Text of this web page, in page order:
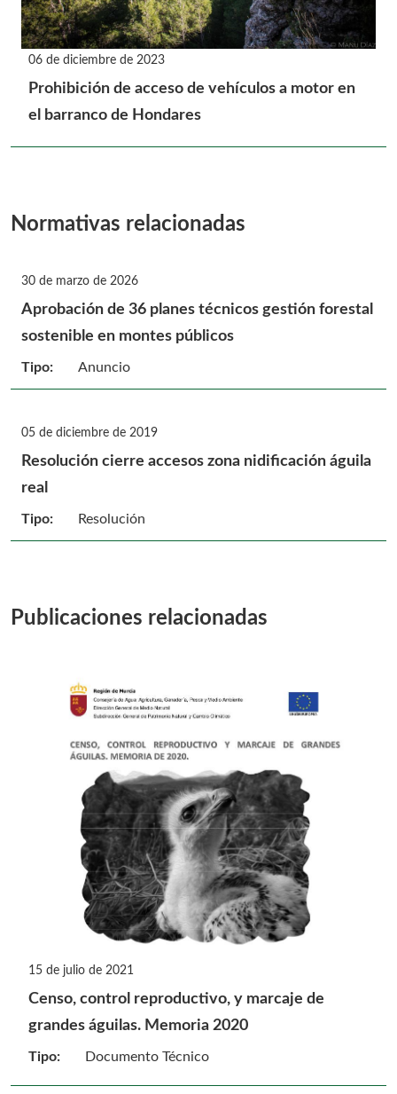
06 de diciembre de 2023
Prohibición de acceso de vehículos a motor en
el barranco de Hondares
Normativas relacionadas
30 de marzo de 2026
Aprobación de 36 planes técnicos gestión forestal
sostenible en montes públicos
Tipo: Anuncio
05 de diciembre de 2019
Resolución cierre accesos zona nidificación águila
real
Tipo: Resolución
Publicaciones relacionadas
15 de julio de 2021
Censo, control reproductivo, y marcaje de
grandes águilas. Memoria 2020
Tipo: Documento Técnico